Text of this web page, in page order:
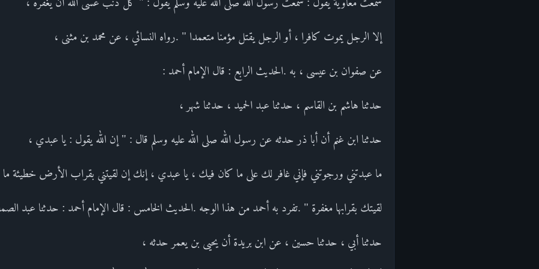
إلا الرجل يموت كافرا ، أو الرجل يقتل مؤمنا متعمدا " .رواه النسائي ، عن محمد بن مثنى ،
عن صفوان بن عيسى ، به .الحديث الرابع : قال الإمام أحمد :
حدثنا هاشم بن القاسم ، حدثنا عبد الحميد ، حدثنا شهر ،
حدثنا ابن غنم أن أبا ذر حدثه عن رسول الله صلى الله عليه وسلم قال : " إن الله يقول : يا عبدي ،
ما عبدتني ورجوتني فإني غافر لك على ما كان فيك ، يا عبدي ، إنك إن لقيتني بقراب الأرض خطيئة ما
لقيتك بقرابها مغفرة " .تفرد به أحمد من هذا الوجه .الحديث الخامس : قال الإمام أحمد : حدثنا عبد
حدثنا أبي ، حدثنا حسين ، عن ابن بريدة أن يحيى بن يعمر حدثه ،